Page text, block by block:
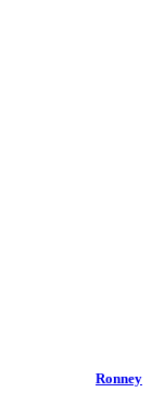
Ronney